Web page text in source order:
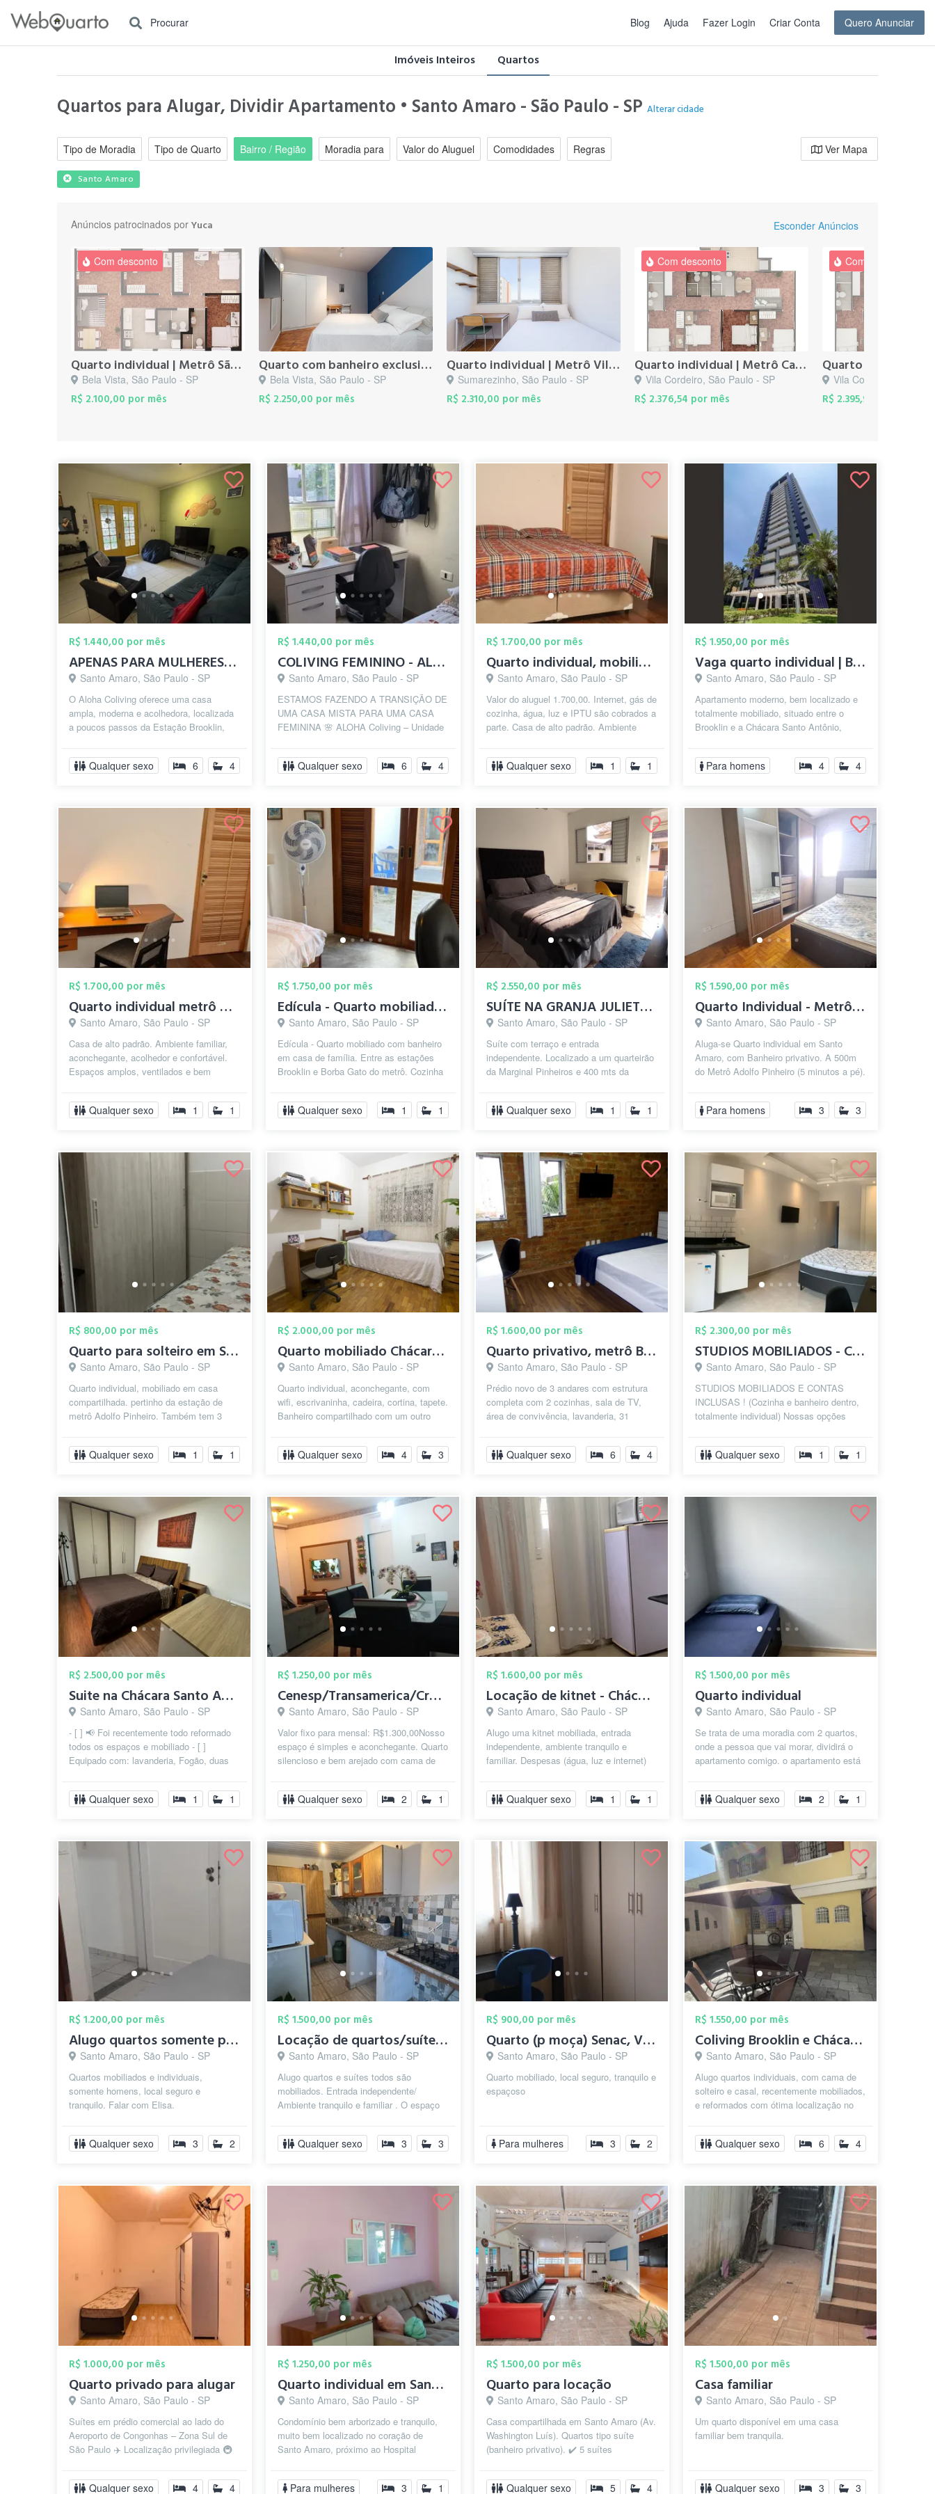
Procurar Blog Ajuda Fazer Login Criar Conta Quero Anunciar
Imóveis Inteiros Quartos
Quartos para Alugar, Dividir Apartamento • Santo Amaro - São Paulo - SPAlterar cidade
Tipo de Moradia Tipo de Quarto Bairro / Região Moradia para Valor do Aluguel Comodidades Regras Ver Mapa
Santo Amaro
Anúncios patrocinados porYuca Esconder Anúncios
Com desconto
Quarto individual | Metrô São Joaquim
Bela Vista, São Paulo - SP
R$ 2.100,00 por mês
Quarto com banheiro exclusivo | Metrô Br...
Bela Vista, São Paulo - SP
R$ 2.250,00 por mês
Quarto individual | Metrô Vila Madalena
Sumarezinho, São Paulo - SP
R$ 2.310,00 por mês
Com desconto
Quarto individual | Metrô Campo Belo
Vila Cordeiro, São Paulo - SP
R$ 2.376,54 por mês
Com desconto
Vila Cordeiro, São
R$ 2.395,98 por mês
R$ 1.440,00 por mês
APENAS PARA MULHERES- METRO BROOKLIN - A...
Santo Amaro, São Paulo - SP
O Aloha Coliving oferece uma casa
ampla, moderna e acolhedora, localizada
a poucos passos da Estação Brooklin,
Qualquer sexo 6 4
R$ 1.440,00 por mês
COLIVING FEMININO - ALOHA COLIVING - ME...
Santo Amaro, São Paulo - SP
ESTAMOS FAZENDO A TRANSIÇÃO DE
UMA CASA MISTA PARA UMA CASA
FEMININA 🌸 ALOHA Coliving – Unidade
Aloha Coliving ...
Qualquer sexo 6 4
R$ 1.700,00 por mês
Quarto individual, mobiliado Metrô Borba...
Santo Amaro, São Paulo - SP
Valor do aluguel 1.700,00. Internet, gás de
cozinha, água, luz e IPTU são cobrados a
parte. Casa de alto padrão. Ambiente
Qualquer sexo 1 1
R$ 1.950,00 por mês
Vaga quarto individual | Brooklin / Chác...
Santo Amaro, São Paulo - SP
Apartamento moderno, bem localizado e
totalmente mobiliado, situado entre o
Brooklin e a Chácara Santo Antônio,
Para homens 4 4
R$ 1.700,00 por mês
Quarto individual metrô Borba Gato Santo...
Santo Amaro, São Paulo - SP
Casa de alto padrão. Ambiente familiar,
aconchegante, acolhedor e confortável.
Espaços amplos, ventilados e bem
Qualquer sexo 1 1
R$ 1.750,00 por mês
Edícula - Quarto mobiliado - Chácara San...
Santo Amaro, São Paulo - SP
Edícula - Quarto mobiliado com banheiro
em casa de família. Entre as estações
Brooklin e Borba Gato do metrô. Cozinha
Qualquer sexo 1 1
R$ 2.550,00 por mês
SUÍTE NA GRANJA JULIETA (Chácara Sto. An...
Santo Amaro, São Paulo - SP
Suíte com terraço e entrada
independente. Localizado a um quarteirão
da Marginal Pinheiros e 400 mts da
metros da SÉDE ...
Qualquer sexo 1 1
R$ 1.590,00 por mês
Quarto Individual - Metrô Adolfo Pinheir...
Santo Amaro, São Paulo - SP
Aluga-se Quarto individual em Santo
Amaro, com Banheiro privativo. A 500m
do Metrô Adolfo Pinheiro (5 minutos a pé).
Para homens 3 3
R$ 800,00 por mês
Quarto para solteiro em Santo Amaro
Santo Amaro, São Paulo - SP
Quarto individual, mobiliado em casa
compartilhada. pertinho da estação de
metrô Adolfo Pinheiro. Também tem 3
ac...
Qualquer sexo 1 1
R$ 2.000,00 por mês
Quarto mobiliado Chácara Sto Antônio
Santo Amaro, São Paulo - SP
Quarto individual, aconchegante, com
wifi, escrivaninha, cadeira, cortina, tapete.
Banheiro compartilhado com um outro
Qualquer sexo 4 3
R$ 1.600,00 por mês
Quarto privativo, metrô Borba Gato - Chá...
Santo Amaro, São Paulo - SP
Prédio novo de 3 andares com estrutura
completa com 2 cozinhas, sala de TV,
área de convivência, lavanderia, 31
Qualquer sexo 6 4
R$ 2.300,00 por mês
STUDIOS MOBILIADOS - CHÁCARA SANTO ANTÔN...
Santo Amaro, São Paulo - SP
STUDIOS MOBILIADOS E CONTAS
INCLUSAS ! (Cozinha e banheiro dentro,
totalmente individual) Nossas opções
com v...
Qualquer sexo 1 1
R$ 2.500,00 por mês
Suite na Chácara Santo Antônio
Santo Amaro, São Paulo - SP
- [ ] 📢 Foi recentemente todo reformado
todos os espaços e mobiliado - [ ]
Equipado com: lavanderia, Fogão, duas
Qualquer sexo 1 1
R$ 1.250,00 por mês
Cenesp/Transamerica/Credicar
Santo Amaro, São Paulo - SP
Valor fixo para mensal: R$1.300,00Nosso
espaço é simples e aconchegante. Quarto
silencioso e bem arejado com cama de
Qualquer sexo 2 1
R$ 1.600,00 por mês
Locação de kitnet - Chácara Santo Antoni...
Santo Amaro, São Paulo - SP
Alugo uma kitnet mobiliada, entrada
independente, ambiente tranquilo e
familiar. Despesas (água, luz e internet)
Qualquer sexo 1 1
R$ 1.500,00 por mês
Quarto individual
Santo Amaro, São Paulo - SP
Se trata de uma moradia com 2 quartos,
onde a pessoa que vai morar, dividirá o
apartamento comigo. o apartamento está
Qualquer sexo 2 1
R$ 1.200,00 por mês
Alugo quartos somente para homens em Sa...
Santo Amaro, São Paulo - SP
Quartos mobiliados e individuais,
somente homens, local seguro e
tranquilo. Falar com Elisa.
Qualquer sexo 3 2
R$ 1.500,00 por mês
Locação de quartos/suítes Chácara Santo ...
Santo Amaro, São Paulo - SP
Alugo quartos e suítes todos são
mobiliados. Entrada independente/
Ambiente tranquilo e familiar . O espaço
compartilha...
Qualquer sexo 3 3
R$ 900,00 por mês
Quarto (p moça) Senac, Vila iza (Sto. Am...
Santo Amaro, São Paulo - SP
Quarto mobiliado, local seguro, tranquilo e
espaçoso
Para mulheres 3 2
R$ 1.550,00 por mês
Coliving Brooklin e Chácara Santo Antôni...
Santo Amaro, São Paulo - SP
Alugo quartos individuais, com cama de
solteiro e casal, recentemente mobiliados,
e reformados com ótima localização no
Qualquer sexo 6 4
R$ 1.000,00 por mês
Quarto privado para alugar
Santo Amaro, São Paulo - SP
Suítes em prédio comercial ao lado do
Aeroporto de Congonhas – Zona Sul de
São Paulo ✈️ Localização privilegiada 🚇
Qualquer sexo 4 4
R$ 1.250,00 por mês
Quarto individual em Santo Amaro
Santo Amaro, São Paulo - SP
Condomínio bem arborizado e tranquilo,
muito bem localizado no coração de
Santo Amaro, próximo ao Hospital
Shop...
Para mulheres 3 1
R$ 1.500,00 por mês
Quarto para locação
Santo Amaro, São Paulo - SP
Casa compartilhada em Santo Amaro (Av.
Washington Luís). Quartos tipo suíte
(banheiro privativo). ✔️ 5 suítes
Qualquer sexo 5 4
R$ 1.500,00 por mês
Casa familiar
Santo Amaro, São Paulo - SP
Um quarto disponível em uma casa
familiar bem tranquila.
Qualquer sexo 3 3